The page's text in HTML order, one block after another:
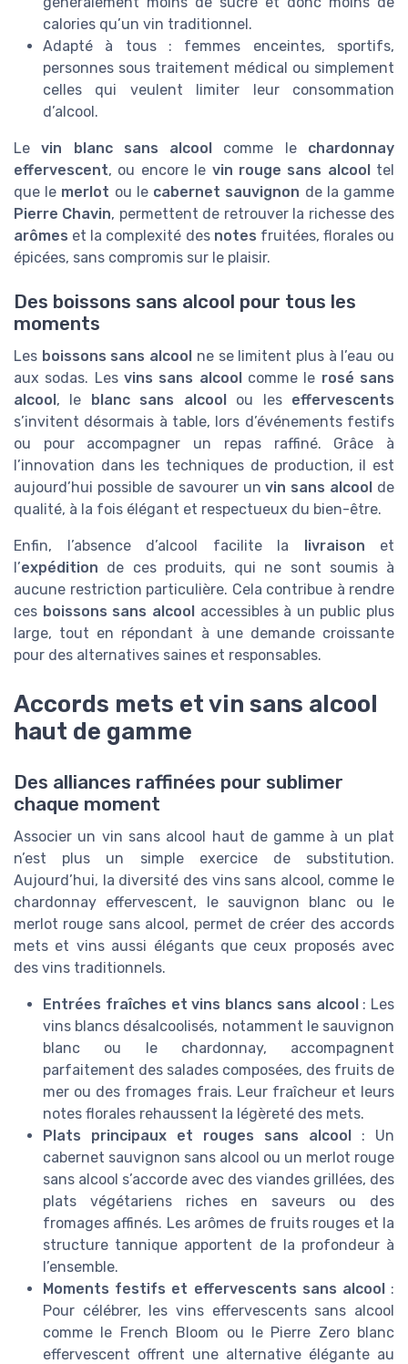
calories qu’un vin traditionnel.
Adapté à tous : femmes enceintes, sportifs,
personnes sous traitement médical ou simplement
celles qui veulent limiter leur consommation
d’alcool.
Levin blanc sans alcool comme le chardonnay
effervescent, ou encore le vin rouge sans alcooltel
que le merlot ou le cabernet sauvignon de la gamme
Pierre Chavin, permettent de retrouver la richesse des
arômes et la complexité des notes fruitées, florales ou
épicées, sans compromis sur le plaisir.
Des boissons sans alcool pour tous les
moments
Les boissons sans alcool ne se limitent plus à l’eau ou
aux sodas. Les vins sans alcoolcomme le rosé sans
alcool, le blanc sans alcoolou les effervescents
s’invitent désormais à table, lors d’événements festifs
ou pour accompagner un repas raffiné. Grâce à
l’innovation dans les techniques de production, il est
aujourd’hui possible de savourer unvin sans alcool de
qualité, à la fois élégant et respectueux du bien-être.
Enfin, l’absence d’alcool facilite la livraison et
l’expédition de ces produits, qui ne sont soumis à
aucune restriction particulière. Cela contribue à rendre
ces boissons sans alcoolaccessibles à un public plus
large, tout en répondant à une demande croissante
pour des alternatives saines et responsables.
Accords mets et vin sans alcool
haut de gamme
Des alliances raffinées pour sublimer
chaque moment
Associer un vin sans alcool haut de gamme à un plat
n’est plus un simple exercice de substitution.
Aujourd’hui, la diversité des vins sans alcool, comme le
chardonnay effervescent, le sauvignon blanc ou le
merlot rouge sans alcool, permet de créer des accords
mets et vins aussi élégants que ceux proposés avec
des vins traditionnels.
Entrées fraîches et vins blancs sans alcool : Les
vins blancs désalcoolisés, notamment le sauvignon
blanc ou le chardonnay, accompagnent
parfaitement des salades composées, des fruits de
mer ou des fromages frais. Leur fraîcheur et leurs
notes florales rehaussent la légèreté des mets.
Plats principaux et rouges sans alcool
: Un
cabernet sauvignon sans alcool ou un merlot rouge
sans alcool s’accorde avec des viandes grillées, des
plats végétariens riches en saveurs ou des
fromages affinés. Les arômes de fruits rouges et la
structure tannique apportent de la profondeur à
l’ensemble.
Moments festifs et effervescents sans alcool
:
Pour célébrer, les vins effervescents sans alcool
comme le French Bloom ou le Pierre Zero blanc
effervescent offrent une alternative élégante au